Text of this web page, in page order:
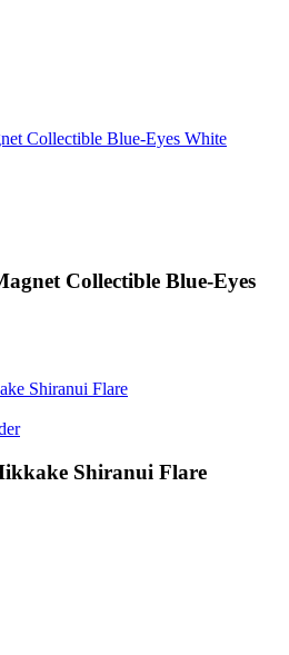
Collectible Blue-Eyes
Shiranui Flare